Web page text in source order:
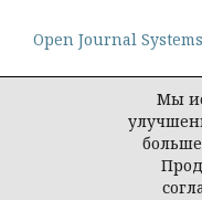
Open Journal Systems
Политика
Мы